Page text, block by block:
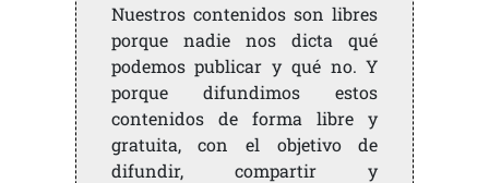
Nuestros contenidos son libres
porque nadie nos dicta qué
podemos publicar y qué no. Y
porque difundimos estos
contenidos de forma libre y
gratuita, con el objetivo de
difundir, compartir y